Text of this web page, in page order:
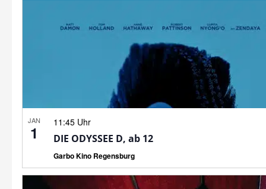
JAN
1
11:45 Uhr
DIE ODYSSEE D, ab 12
Garbo Kino Regensburg